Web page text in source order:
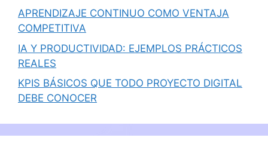
APRENDIZAJE CONTINUO COMO VENTAJA
COMPETITIVA
IA Y PRODUCTIVIDAD: EJEMPLOS PRÁCTICOS
REALES
KPIS BÁSICOS QUE TODO PROYECTO DIGITAL
DEBE CONOCER